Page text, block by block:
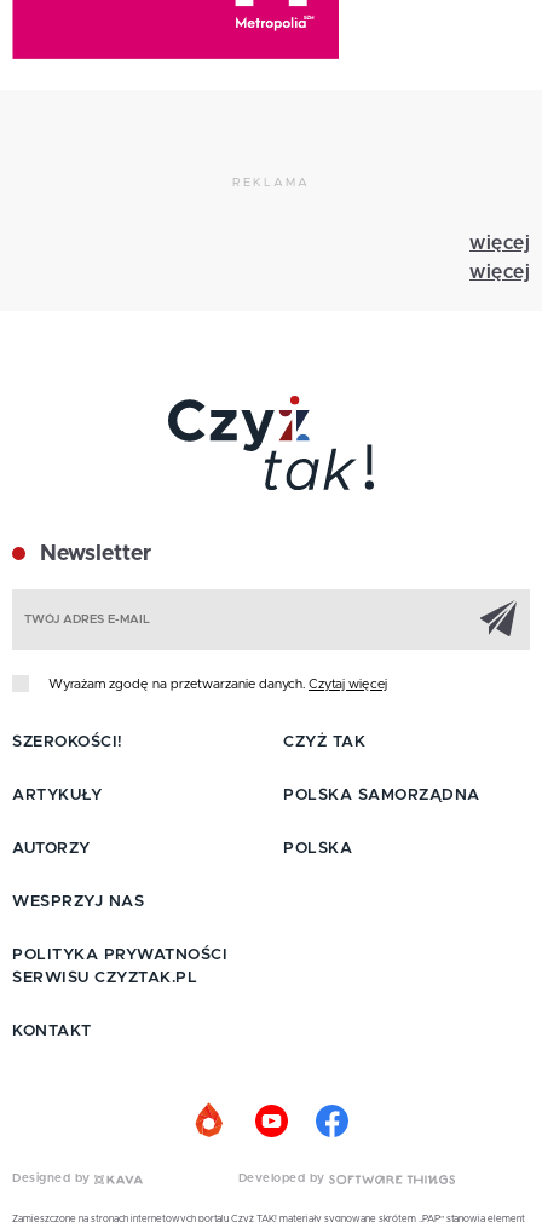
REKLAMA
więcej
więcej
Newsletter
Wyrażam zgodę na przetwarzanie danych. Czytaj więcej
SZEROKOŚCI!
ARTYKUŁY
AUTORZY
CZYŻ TAK
POLSKA SAMORZĄDNA
POLSKA
WESPRZYJ NAS
POLITYKA PRYWATNOŚCI
SERWISU CZYZTAK.PL
KONTAKT
Designed by Developed by
Zamieszczone na stronach internetowych portalu Czyż TAK! materiały sygnowane skrótem „PAP” stanowią element